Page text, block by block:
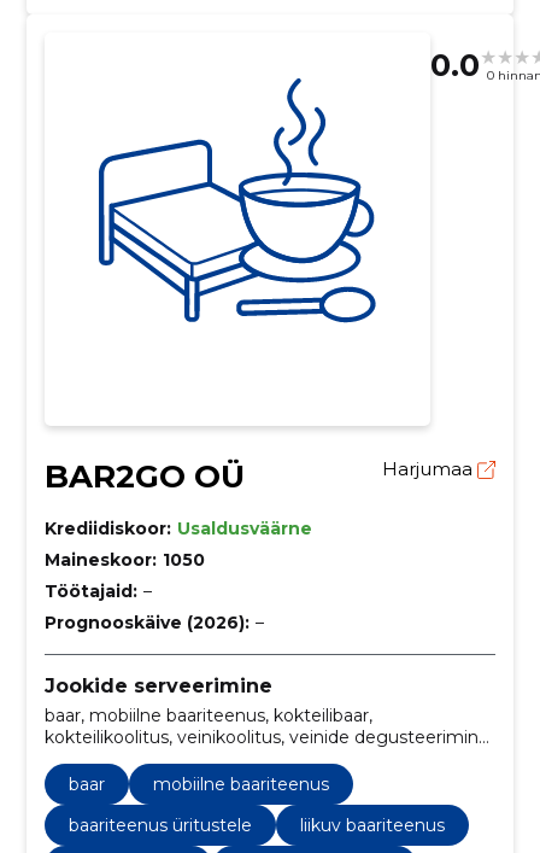
0.0 0
BAR2GO OÜ Harjumaa
Krediidiskoor: Usaldusväärne
Maineskoor: 1050
Töötajaid: –
Prognooskäive (2026): –
Jookide serveerimine
baar, mobiilne baariteenus, kokteilibaar,
kokteilikoolitus, veinikoolitus, veinide degusteerimine,
pidu, Baar catering, baariteenus üritustele, liikuv
baariteenus
baar
mobiilne baariteenus
baariteenus üritustele
liikuv baariteenus